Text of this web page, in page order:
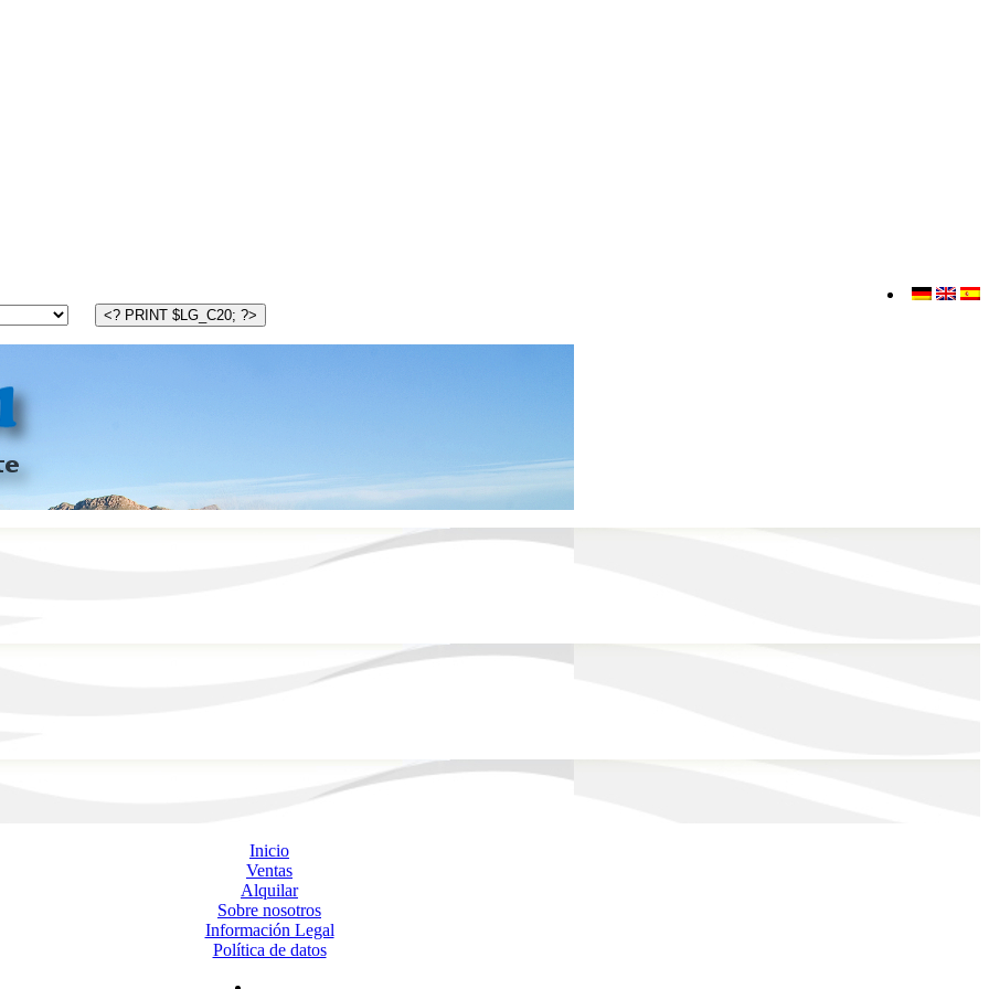
Inicio
Ventas
Alquilar
Sobre nosotros
Información Legal
Política de datos